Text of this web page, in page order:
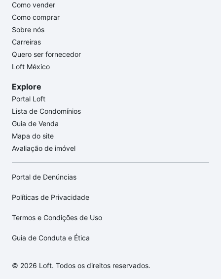
Como vender
Como comprar
Sobre nós
Carreiras
Quero ser fornecedor
Loft México
Explore
Portal Loft
Lista de Condomínios
Guia de Venda
Mapa do site
Avaliação de imóvel
Portal de Denúncias
Políticas de Privacidade
Termos e Condições de Uso
Guia de Conduta e Ética
© 2026 Loft. Todos os direitos reservados.